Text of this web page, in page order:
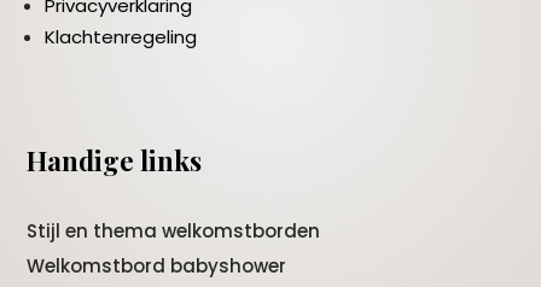
Privacyverklaring
Klachtenregeling
Handige links
Stijl en thema welkomstborden
Welkomstbord babyshower